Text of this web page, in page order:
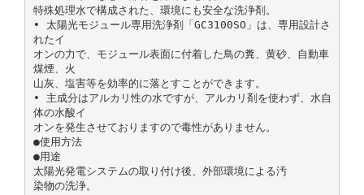
特殊処理水で構成された、環境にも安全な洗浄剤。
• 太陽光モジュール専用洗浄剤「GC3100SO」は、専用設計さ
れたイ
オンの力で、モジュール表面に付着した鳥の糞、黄砂、自動車
煤煙、火
山灰、塩害等を効率的に落とすことができます。
• 主成分はアルカリ性の水ですが、アルカリ剤を使わず、水自
体の水酸イ
オンを発生させておりますので毒性がありません。
●使用方法
●用途
太陽光発電システムの取り付け後、外部環境による汚
染物の洗浄。